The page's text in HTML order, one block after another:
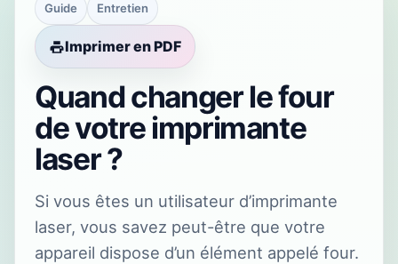
Guide Entretien
Imprimer en PDF
Quand changer le four
de votre imprimante
laser ?
Si vous êtes un utilisateur d’imprimante
laser, vous savez peut-être que votre
appareil dispose d’un élément appelé four.